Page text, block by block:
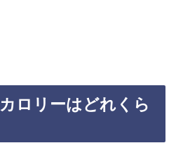
ロリーはどれくら